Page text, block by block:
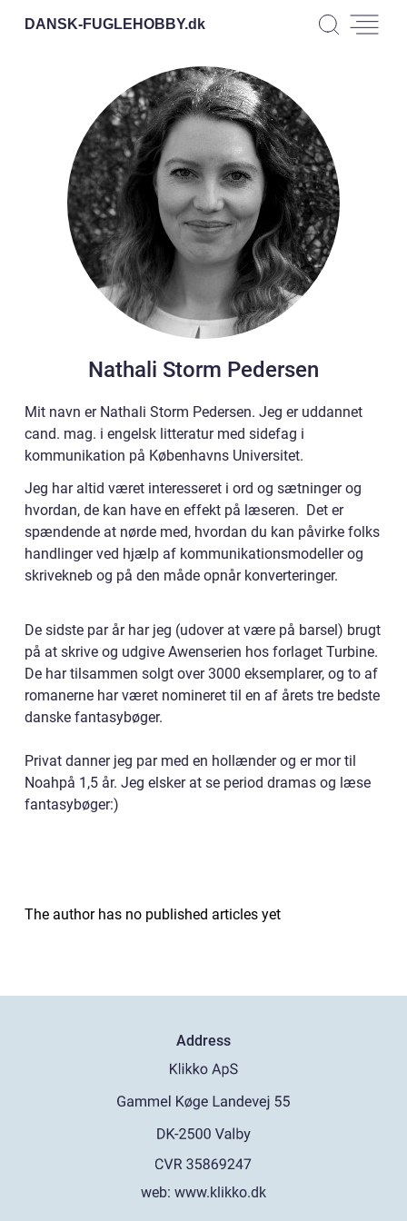
DANSK-FUGLEHOBBY.dk
Nathali Storm Pedersen
Mit navn er Nathali Storm Pedersen. Jeg er uddannet
cand. mag. i engelsk litteratur med sidefag i
kommunikation på Københavns Universitet.
Jeg har altid været interesseret i ord og sætninger og
hvordan, de kan have en effekt på læseren. Det er
spændende at nørde med, hvordan du kan påvirke folks
handlinger ved hjælp af kommunikationsmodeller og
skrivekneb og på den måde opnår konverteringer.
De sidste par år har jeg (udover at være på barsel) brugt
på at skrive og udgive Awenserien hos forlaget Turbine.
De har tilsammen solgt over 3000 eksemplarer, og to af
romanerne har været nomineret til en af årets tre bedste
danske fantasybøger.
Privat danner jeg par med en hollænder og er mor til
Noahpå 1,5 år. Jeg elsker at se period dramas og læse
fantasybøger:)
The author has no published articles yet
Address
web: www.klikko.dk